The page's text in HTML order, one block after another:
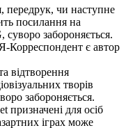
передрук, чи наступне
посилання на
забороняється.
Корреспондент є автор
відтворення
творів
забороняється.
призначені для осіб
іграх може